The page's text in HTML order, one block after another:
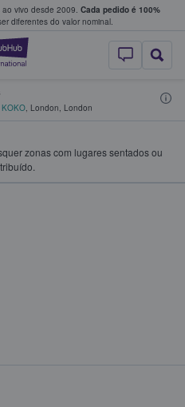
vivo desde 2009. Cada pedido é 100%
diferentes do valor nominal.
StubHub – onde
bilhetes
KOKO, London, London
zonas com lugares sentados ou